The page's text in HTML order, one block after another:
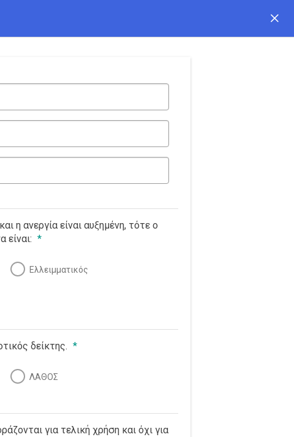
η ανεργία είναι αυξημένη, τότε ο
είναι: *
Ελλειμματικός
δείκτης. *
ΛΑΘΟΣ
για τελική χρήση και όχι για